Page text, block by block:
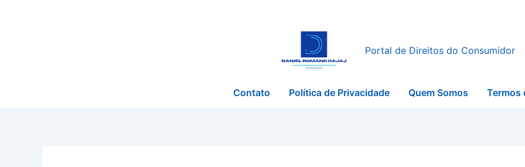
Portal de Direitos do Consumidor
Contato Política de Privacidade Quem Somos Termos